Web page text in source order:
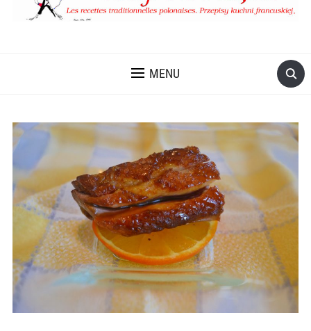
MENU